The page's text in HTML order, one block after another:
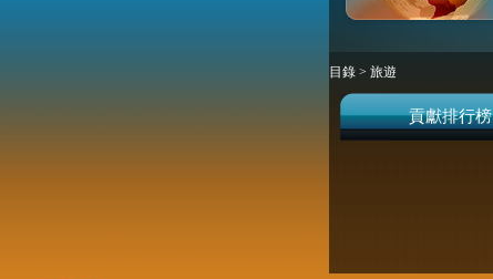
目錄 > 旅遊
貢獻排行榜